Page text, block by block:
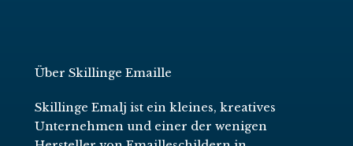
Über Skillinge Emaille
Skillinge Emalj ist ein kleines, kreatives
Unternehmen und einer der wenigen